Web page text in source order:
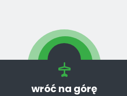
wróć na górę